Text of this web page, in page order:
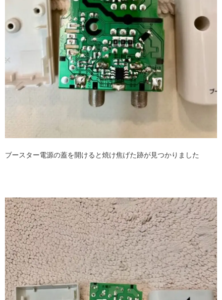
ブースター電源の蓋を開けると焼け焦げた跡が見つかりました